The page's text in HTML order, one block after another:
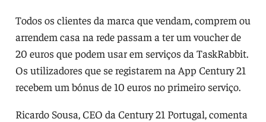
Todos os clientes da marca que vendam, comprem ou
arrendem casa na rede passam a ter um voucher de
20 euros que podem usar em serviços da TaskRabbit.
Os utilizadores que se registarem na App Century 21
recebem um bónus de 10 euros no primeiro serviço.
Ricardo Sousa, CEO da Century 21 Portugal, comenta